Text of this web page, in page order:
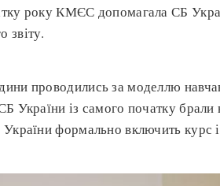
року КМЄС допомагала СБ
звіту.
проводились за моделлю
України із самого початку
формально включить курс